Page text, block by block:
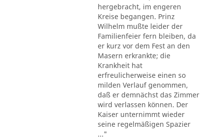
hergebracht, im engeren
Kreise begangen. Prinz
Wilhelm mußte leider der
Familienfeier fern bleiben, da
er kurz vor dem Fest an den
Masern erkrankte; die
Krankheit hat
erfreulicherweise einen so
milden Verlauf genommen,
daß er demnächst das Zimmer
wird verlassen können. Der
Kaiser unternimmt wieder
seine regelmäßigen Spazier
..."